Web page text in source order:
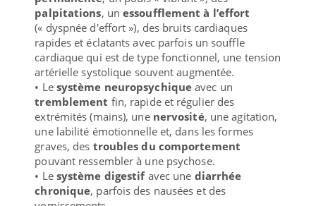
palpitations, unessoufflement à l’effort
(« dyspnée d'effort »), des bruits cardiaques
rapides et éclatants avec parfois un souffle
cardiaque qui est de type fonctionnel, une tension
artérielle systolique souvent augmentée.
• Le système neuropsychique avec un
tremblement fin, rapide et régulier des
extrémités (mains), une nervosité, une agitation,
une labilité émotionnelle et, dans les formes
graves, des troubles du comportement
pouvant ressembler à une psychose.
• Le système digestifavec une diarrhée
chronique, parfois des nausées et des